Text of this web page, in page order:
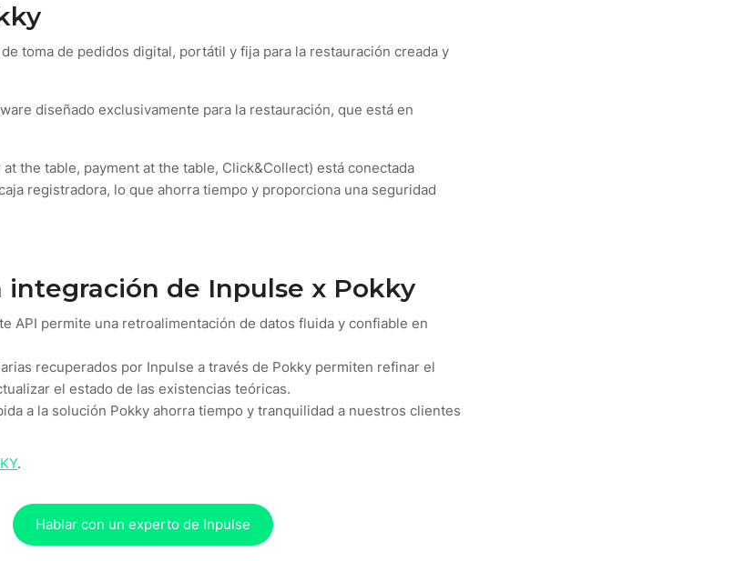
toma de pedidos digital, portátil y fija para la restauración creada y
diseñado exclusivamente para la restauración, que está en
at the table, payment at the table, Click&Collect) está conectada
registradora, lo que ahorra tiempo y proporciona una seguridad
integración de Inpulse x Pokky
API permite una retroalimentación de datos fluida y confiable en
recuperados por Inpulse a través de Pokky permiten refinar el
el estado de las existencias teóricas.
a la solución Pokky ahorra tiempo y tranquilidad a nuestros clientes
.
Hablar con un experto de Inpulse